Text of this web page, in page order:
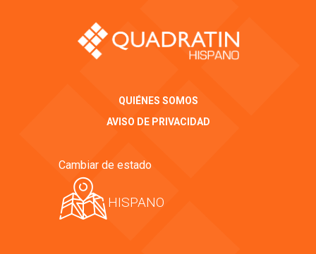
QUIÉNES SOMOS
AVISO DE PRIVACIDAD
Cambiar de estado
HISPANO